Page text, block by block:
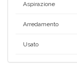
Aspirazione
Arredamento
Usato